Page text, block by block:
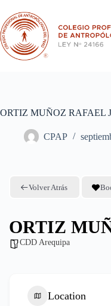
contenido
ORTIZ MUÑOZ RAFAEL
CPAP
Volver Atrás
ORTIZ
CDD Arequipa
Location